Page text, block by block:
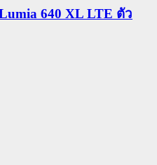
640 XL LTE ตัว